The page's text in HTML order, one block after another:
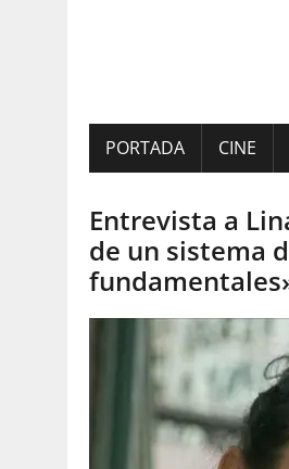
PORTADA CINE
Entrevista a
de un sistema